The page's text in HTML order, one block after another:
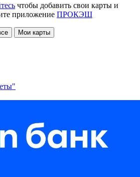
чтобы добавить свои карты и
приложение ПРОКЭШ
Мои карты